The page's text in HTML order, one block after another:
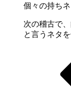
個々の持ち
次の稽古で
と言うネタ